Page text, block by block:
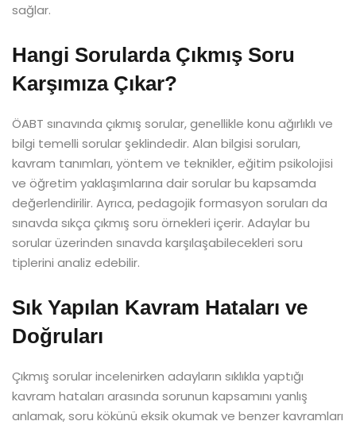
sağlar.
Hangi Sorularda Çıkmış Soru
Karşımıza Çıkar?
ÖABT sınavında çıkmış sorular, genellikle konu ağırlıklı ve
bilgi temelli sorular şeklindedir. Alan bilgisi soruları,
kavram tanımları, yöntem ve teknikler, eğitim psikolojisi
ve öğretim yaklaşımlarına dair sorular bu kapsamda
değerlendirilir. Ayrıca, pedagojik formasyon soruları da
sınavda sıkça çıkmış soru örnekleri içerir. Adaylar bu
sorular üzerinden sınavda karşılaşabilecekleri soru
tiplerini analiz edebilir.
Sık Yapılan Kavram Hataları ve
Doğruları
Çıkmış sorular incelenirken adayların sıklıkla yaptığı
kavram hataları arasında sorunun kapsamını yanlış
anlamak, soru kökünü eksik okumak ve benzer kavramları